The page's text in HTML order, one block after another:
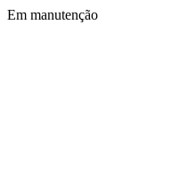
Em manutenção